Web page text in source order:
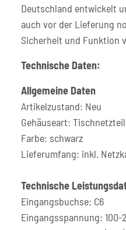
Deutschland entwickelt
auch vor der Lieferung
Sicherheit und Funktion
Technische Daten:
Allgemeine Daten
Artikelzustand: Neu
Gehäuseart: Tischnetzteil
Farbe: schwarz
Lieferumfang: inkl.
Technische
Eingangsbuchse: C6
Eingangsspannung: 100-